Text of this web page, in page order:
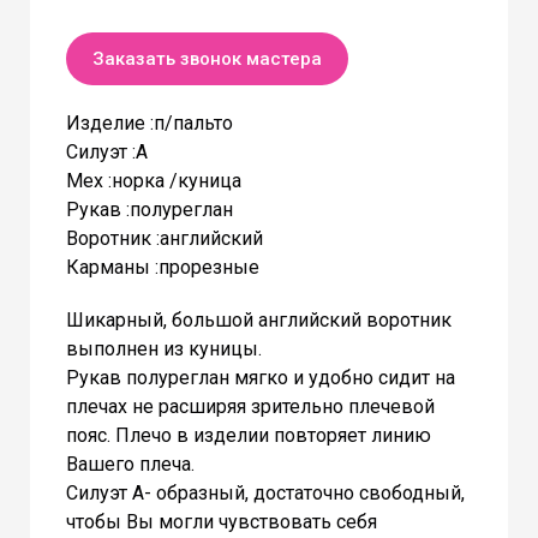
Заказать звонок мастера
Изделие :п/пальто
Силуэт :А
Мех :норка /куница
Рукав :полуреглан
Воротник :английский
Карманы :прорезные
Шикарный, большой английский воротник
выполнен из куницы.
Рукав полуреглан мягко и удобно сидит на
плечах не расширяя зрительно плечевой
пояс. Плечо в изделии повторяет линию
Вашего плеча.
Силуэт А- образный, достаточно свободный,
чтобы Вы могли чувствовать себя